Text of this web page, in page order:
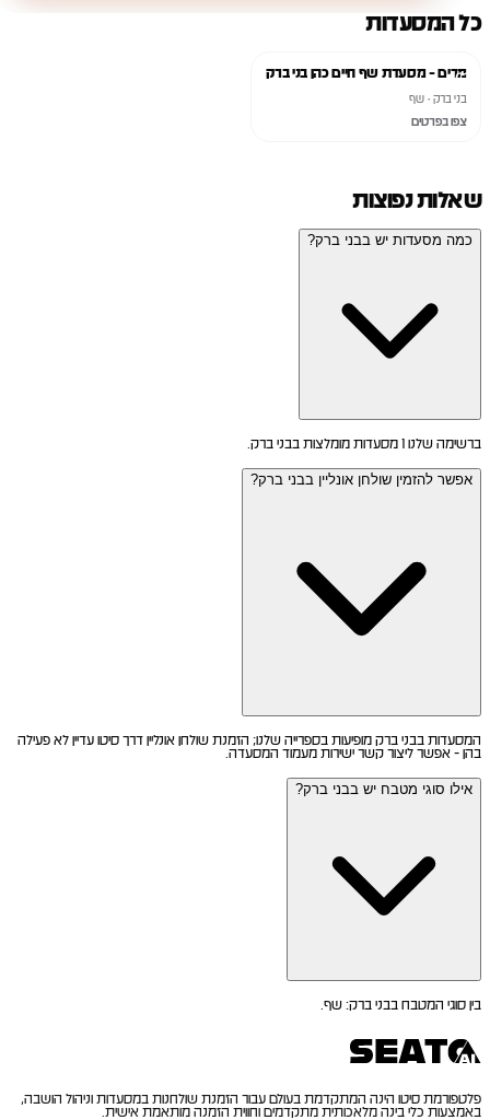
כל המסעדות
סגור
מרים - מסעדת שף חיים כהן בני ברק
בני ברק · שף
צפו בפרטים
שאלות נפוצות
כמה מסעדות יש בבני ברק?
ברשימה שלנו 1 מסעדות מומלצות בבני ברק.
אפשר להזמין שולחן אונליין בבני ברק?
המסעדות בבני ברק מופיעות בספרייה שלנו; הזמנת שולחן אונליין דרך סיטו עדיין לא פעילה
בהן - אפשר ליצור קשר ישירות מעמוד המסעדה.
אילו סוגי מטבח יש בבני ברק?
בין סוגי המטבח בבני ברק: שף.
פלטפורמת סיטו הינה המתקדמת בעולם עבור הזמנת שולחנות במסעדות וניהול הושבה,
באמצעות כלי בינה מלאכותית מתקדמים וחווית הזמנה מותאמת אישית.